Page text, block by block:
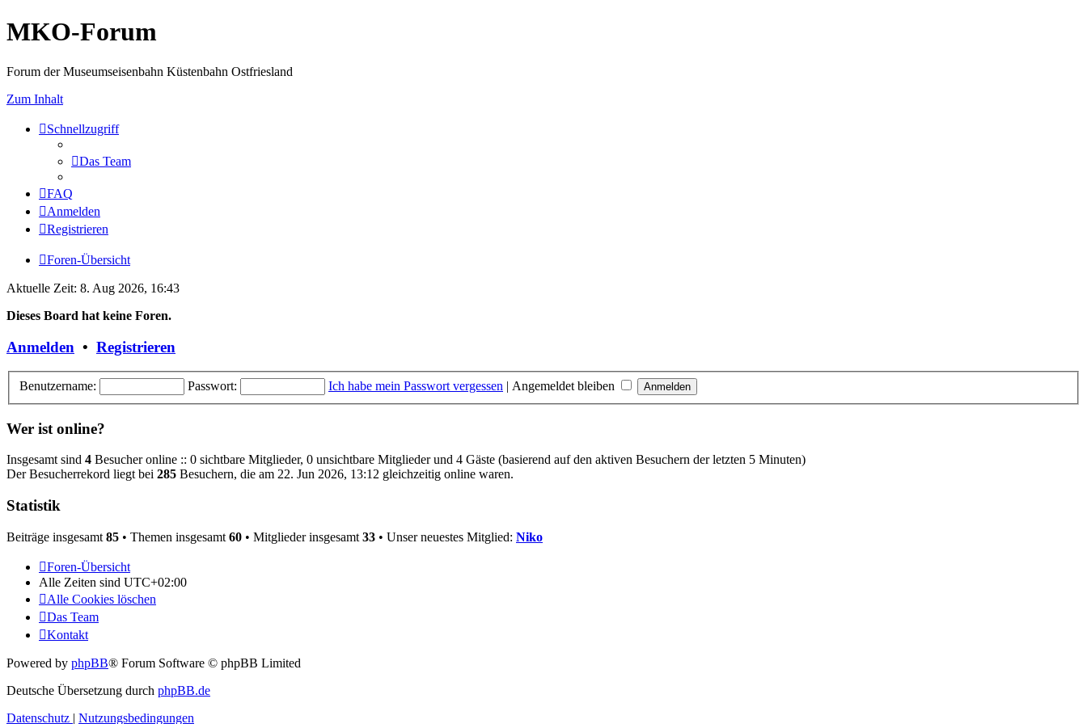
MKO-Forum
Forum der Museumseisenbahn Küstenbahn Ostfriesland
Zum Inhalt
Schnellzugriff
Das Team
FAQ
Anmelden
Registrieren
Foren-Übersicht
Aktuelle Zeit: 8. Aug 2026, 16:43
Dieses Board hat keine Foren.
Anmelden • Registrieren
Benutzername: Passwort: Ich habe mein Passwort vergessen | Angemeldet bleiben
Wer ist online?
Insgesamt sind 4 Besucher online :: 0 sichtbare Mitglieder, 0 unsichtbare Mitglieder und 4 Gäste (basierend auf den aktiven Besuchern der letzten 5 Minuten)
Der Besucherrekord liegt bei 285 Besuchern, die am 22. Jun 2026, 13:12 gleichzeitig online waren.
Statistik
Beiträge insgesamt 85 • Themen insgesamt 60 • Mitglieder insgesamt 33 • Unser neuestes Mitglied: Niko
Foren-Übersicht
Alle Zeiten sind UTC+02:00
Alle Cookies löschen
Das Team
Kontakt
Powered by phpBB® Forum Software © phpBB Limited
Deutsche Übersetzung durch phpBB.de
Datenschutz | Nutzungsbedingungen